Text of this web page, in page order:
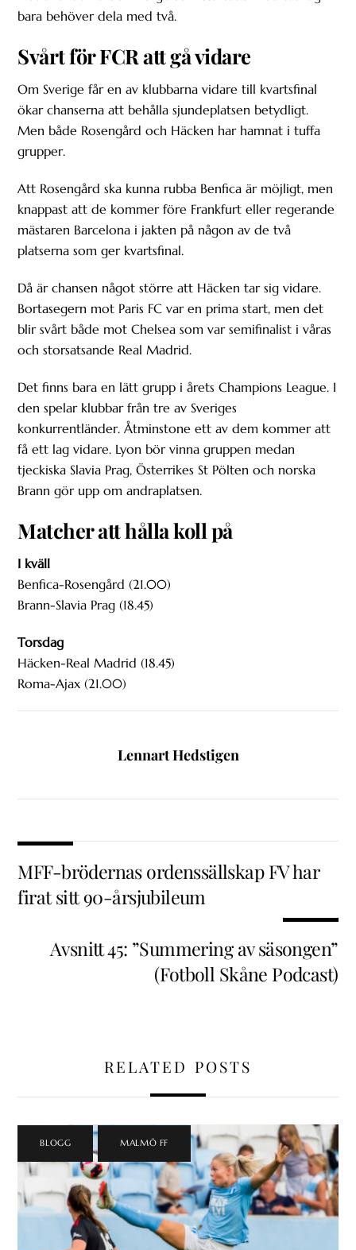
bara behöver dela med två.
Svårt för FCR att gå vidare
Om Sverige får en av klubbarna vidare till kvartsfinal
ökar chanserna att behålla sjundeplatsen betydligt.
Men både Rosengård och Häcken har hamnat i tuffa
grupper.
Att Rosengård ska kunna rubba Benfica är möjligt, men
knappast att de kommer före Frankfurt eller regerande
mästaren Barcelona i jakten på någon av de två
platserna som ger kvartsfinal.
Då är chansen något större att Häcken tar sig vidare.
Bortasegern mot Paris FC var en prima start, men det
blir svårt både mot Chelsea som var semifinalist i våras
och storsatsande Real Madrid.
Det finns bara en lätt grupp i årets Champions League. I
den spelar klubbar från tre av Sveriges
konkurrentländer. Åtminstone ett av dem kommer att
få ett lag vidare. Lyon bör vinna gruppen medan
tjeckiska Slavia Prag, Österrikes St Pölten och norska
Brann gör upp om andraplatsen.
Matcher att hålla koll på
I kväll
Benfica-Rosengård (21.00)
Brann-Slavia Prag (18.45)
Torsdag
Häcken-Real Madrid (18.45)
Roma-Ajax (21.00)
Lennart Hedstigen
MFF-brödernas ordenssällskap FV har
firat sitt 90-årsjubileum
Avsnitt 45: ”Summering av säsongen”
(Fotboll Skåne Podcast)
RELATED POSTS
BLOGG MALMÖ FF